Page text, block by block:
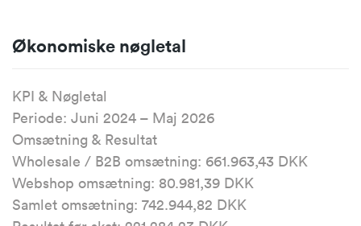
Økonomiske nøgletal
KPI & Nøgletal
Periode: Juni 2024 – Maj 2026
Omsætning & Resultat
Wholesale / B2B omsætning: 661.963,43 DKK
Webshop omsætning: 80.981,39 DKK
Samlet omsætning: 742.944,82 DKK